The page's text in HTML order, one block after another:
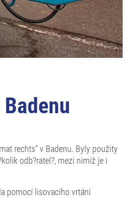
rechts“ v Badenu. Byly použity
odb?ratel?, mezi nimiž je i
pomocí lisovacího vrtání